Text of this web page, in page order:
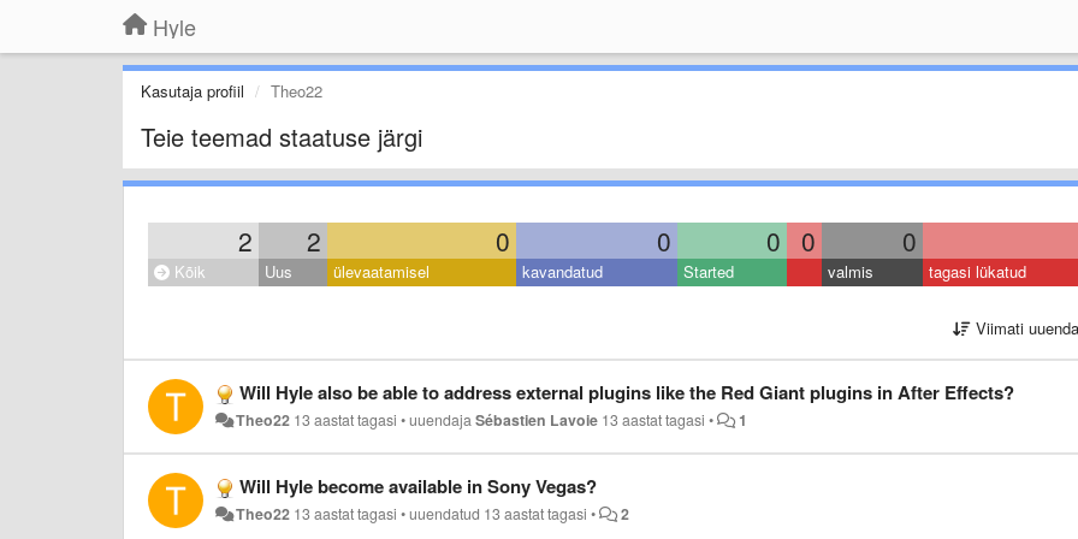
Hyle
Kasutaja profiil Theo22
Teie teemad staatuse järgi
2 2 0 0 0 0 0
Kõik Uus ülevaatamisel kavandatud Started valmis tagasi lükatud
Viimati
Will Hyle also be able to address external plugins like the Red Giant plugins in After Effects?
Theo22 13 aastat tagasi •uuendajaSébastien Lavoie 13 aastat tagasi • 1
Will Hyle become available in Sony Vegas?
Theo22 13 aastat tagasi •uuendatud 13 aastat tagasi • 2